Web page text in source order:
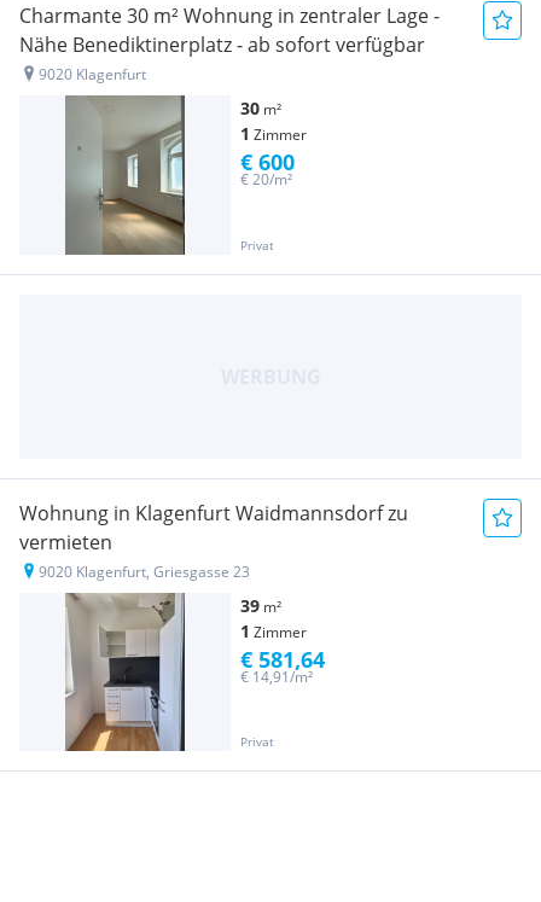
Charmante 30 m² Wohnung in zentraler Lage -
Nähe Benediktinerplatz - ab sofort verfügbar
9020 Klagenfurt
30 m²
1 Zimmer
Privat
€ 20/m²
€ 600
Wohnung in Klagenfurt Waidmannsdorf zu
vermieten
9020 Klagenfurt, Griesgasse 23
39 m²
1 Zimmer
Privat
€ 14,91/m²
€ 581,64